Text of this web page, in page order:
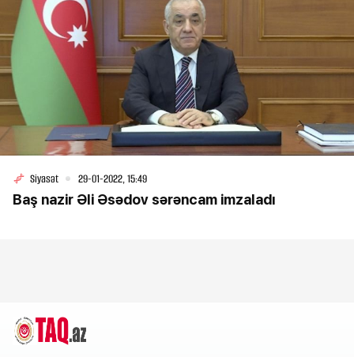
Siyasət 29-01-2022, 15:49
Baş nazir Əli Əsədov sərəncam imzaladı